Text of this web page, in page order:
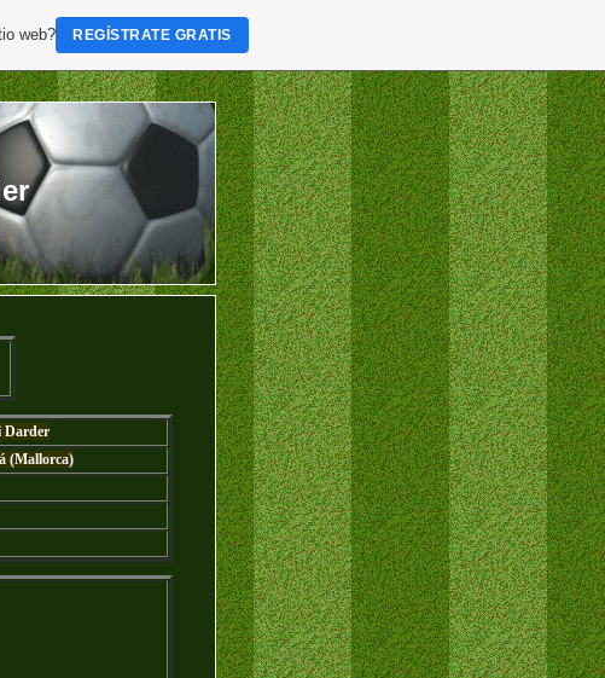
Darder
(Mallorca)
web? REGÍSTRATE GRATIS